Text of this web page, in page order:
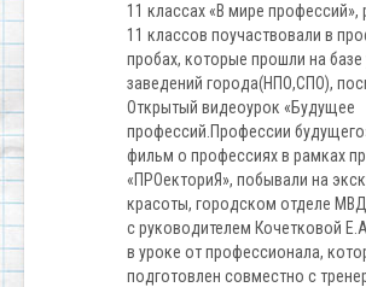
11 классах «В мире профессий»,
11 классов поучаствовали в
пробах, которые прошли на базе
заведений города(НПО,СПО),
Открытый видеоурок «Будущее
профессий.Профессии
фильм о профессиях в рамках
«ПРОекториЯ», побывали на
красоты, городском отделе
с руководителем Кочетковой
в уроке от профессионала,
подготовлен совместно с